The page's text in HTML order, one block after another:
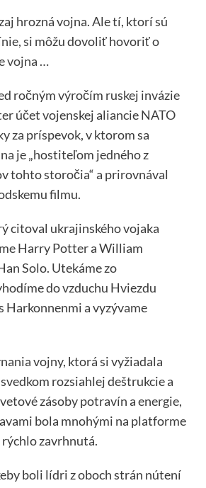
hrozná vojna. Ale tí, ktorí sú
si môžu dovoliť hovoriť o
vojna …
ročným výročím ruskej invázie
účet vojenskej aliancie NATO
za príspevok, v ktorom sa
je „hostiteľom jedného z
tohto storočia“ a prirovnával
filmu.
citoval ukrajinského vojaka
Harry Potter a William
Solo. Utekáme zo
do vzduchu Hviezdu
Harkonnenmi a vyzývame
vojny, ktorá si vyžiadala
rozsiahlej deštrukcie a
zásoby potravín a energie,
bola mnohými na platforme
zavrhnutá.
boli lídri z oboch strán nútení